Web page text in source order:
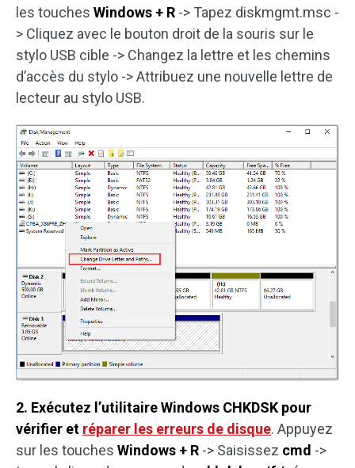
les touches Windows + R -> Tapez diskmgmt.msc -
> Cliquez avec le bouton droit de la souris sur le
stylo USB cible -> Changez la lettre et les chemins
d’accès du stylo -> Attribuez une nouvelle lettre de
lecteur au stylo USB.
2. Exécutez l’utilitaire Windows CHKDSK pour
vérifier et réparer les erreurs de disque. Appuyez
sur les touches Windows + R -> Saisissez cmd ->